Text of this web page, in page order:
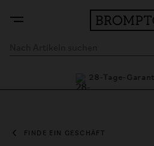
28-Tage-Garantie
FINDE EIN GESCHÄFT